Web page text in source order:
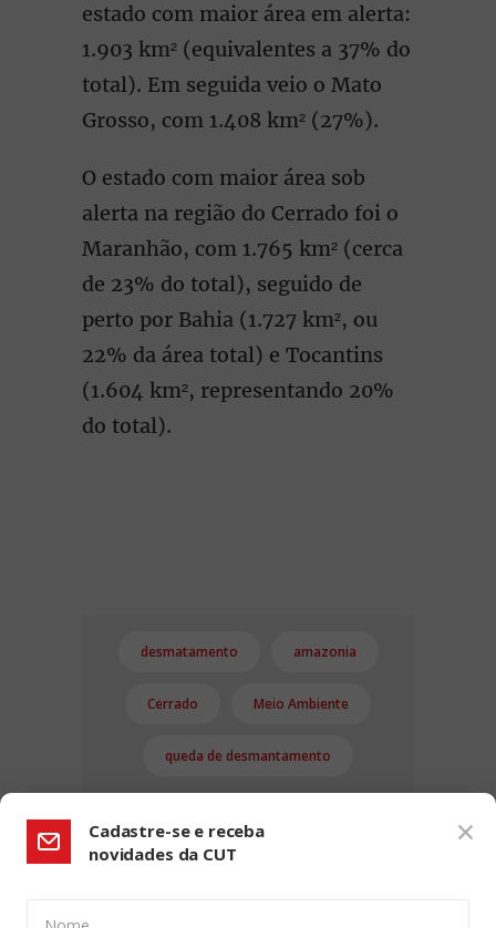
estado com maior área em alerta:
1.903 km² (equivalentes a 37% do
total). Em seguida veio o Mato
Grosso, com 1.408 km² (27%).
O estado com maior área sob
alerta na região do Cerrado foi o
Maranhão, com 1.765 km² (cerca
de 23% do total), seguido de
perto por Bahia (1.727 km², ou
22% da área total) e Tocantins
(1.604 km², representando 20%
do total).
desmatamento amazonia
Cerrado Meio Ambiente
queda de desmantamento
Cadastre-se e receba
novidades da CUT